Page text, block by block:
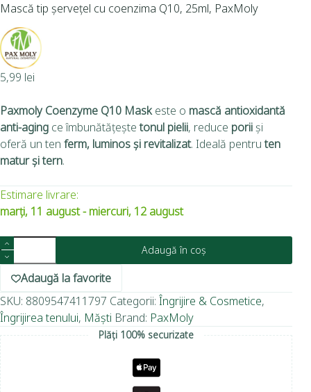
Mască tip șervețel cu coenzima Q10, 25ml, PaxMoly
5,99 lei
Paxmoly Coenzyme Q10 Maskeste o mască antioxidantă
anti-aging ce îmbunătățeștetonul pielii, reduce poriiși
oferă un ten ferm, luminos și revitalizat. Ideală pentruten
matur și tern.
Estimare livrare:
marți, 11 august - miercuri, 12 august
Adaugă în coș
Adaugă la favorite
SKU: 8809547411797 Categorii: Îngrijire & Cosmetice,
Îngrijirea tenului, Măști Brand: PaxMoly
Plăți 100% securizate